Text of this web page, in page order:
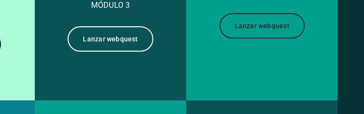
MÓDULO 3
Lanzar webquest
Lanzar webquest